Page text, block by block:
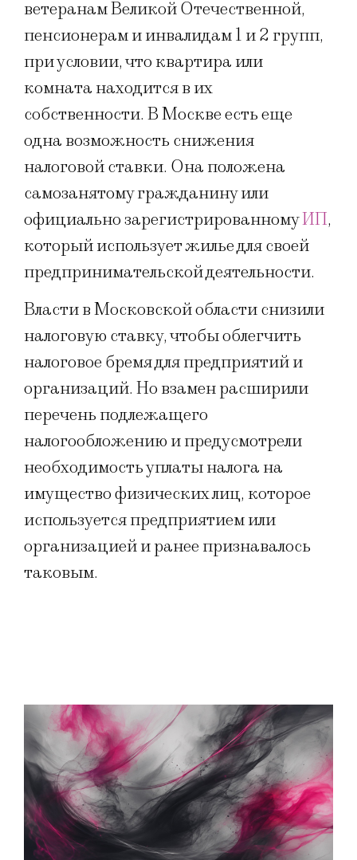
ветеранам Великой Отечественной,
пенсионерам и инвалидам 1 и 2 групп,
при условии, что квартира или
комната находится в их
собственности. В Москве есть еще
одна возможность снижения
налоговой ставки. Она положена
самозанятому гражданину или
официально зарегистрированномуИП,
который использует жилье для своей
предпринимательской деятельности.
Власти в Московской области снизили
налоговую ставку, чтобы облегчить
налоговое бремя для предприятий и
организаций. Но взамен расширили
перечень подлежащего
налогообложению и предусмотрели
необходимость уплаты налога на
имущество физических лиц, которое
используется предприятием или
организацией и ранее признавалось
таковым.